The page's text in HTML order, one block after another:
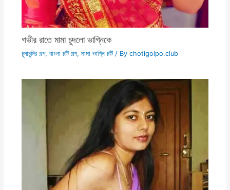
গভীর রাতে মামা চুদলো ভাগ্নিকে
চুদাচুদির গল্প, বাংলা চটি গল্প, মামা ভাগ্নি চটি/ By chotigolpo.club